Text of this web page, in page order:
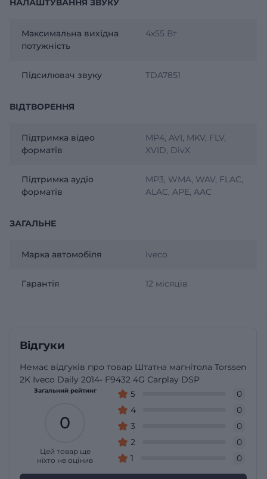
Максимальна вихідна
потужність
4х55 Вт
Підсилювач звуку TDA7851
ВІДТВОРЕННЯ
Підтримка відео
форматів
MP4, AVI, MKV, FLV,
XVID, DivX
Підтримка аудіо
форматів
MP3, WMA, WAV, FLAC,
ALAC, APE, AAC
ЗАГАЛЬНЕ
Марка автомобіля Iveco
Гарантія 12 місяців
Відгуки
Немає відгуків про товар Штатна магнітола Torssen
2K Iveco Daily 2014- F9432 4G Carplay DSP
Загальний рейтинг
0
Цей товар ще
ніхто не оцінив
5
0
4
0
3
0
2
0
1
0